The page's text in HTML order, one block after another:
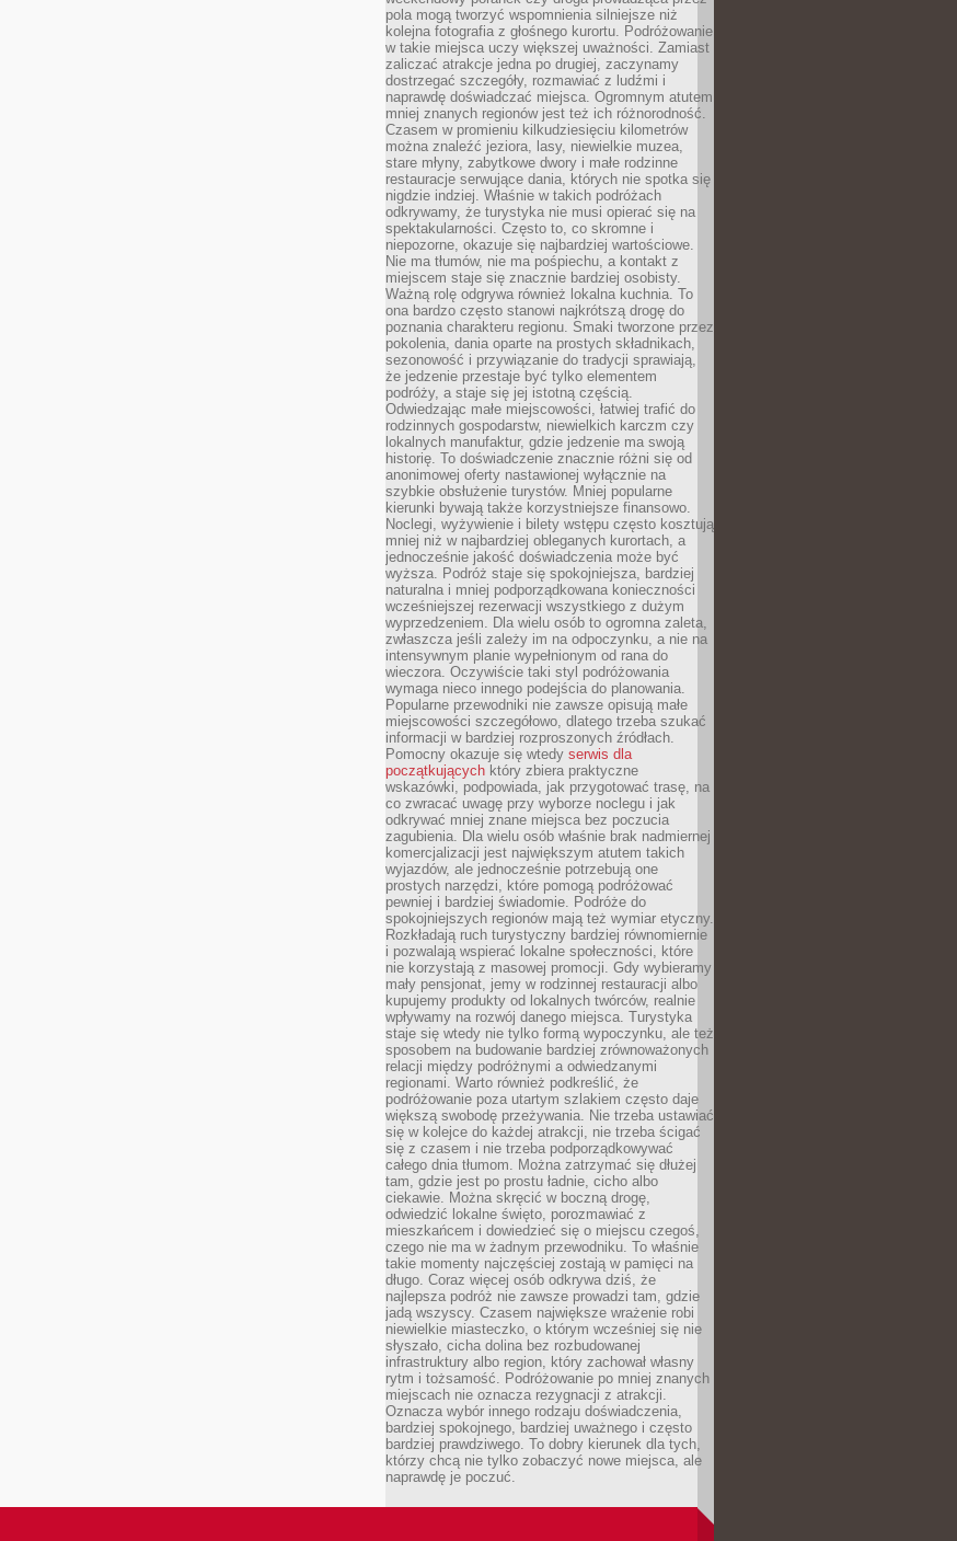
pola mogą tworzyć wspomnienia silniejsze niż
kolejna fotografia z głośnego kurortu. Podróżowanie
w takie miejsca uczy większej uważności. Zamiast
zaliczać atrakcje jedna po drugiej, zaczynamy
dostrzegać szczegóły, rozmawiać z ludźmi i
naprawdę doświadczać miejsca. Ogromnym atutem
mniej znanych regionów jest też ich różnorodność.
Czasem w promieniu kilkudziesięciu kilometrów
można znaleźć jeziora, lasy, niewielkie muzea,
stare młyny, zabytkowe dwory i małe rodzinne
restauracje serwujące dania, których nie spotka się
nigdzie indziej. Właśnie w takich podróżach
odkrywamy, że turystyka nie musi opierać się na
spektakularności. Często to, co skromne i
niepozorne, okazuje się najbardziej wartościowe.
Nie ma tłumów, nie ma pośpiechu, a kontakt z
miejscem staje się znacznie bardziej osobisty.
Ważną rolę odgrywa również lokalna kuchnia. To
ona bardzo często stanowi najkrótszą drogę do
poznania charakteru regionu. Smaki tworzone przez
pokolenia, dania oparte na prostych składnikach,
sezonowość i przywiązanie do tradycji sprawiają,
że jedzenie przestaje być tylko elementem
podróży, a staje się jej istotną częścią.
Odwiedzając małe miejscowości, łatwiej trafić do
rodzinnych gospodarstw, niewielkich karczm czy
lokalnych manufaktur, gdzie jedzenie ma swoją
historię. To doświadczenie znacznie różni się od
anonimowej oferty nastawionej wyłącznie na
szybkie obsłużenie turystów. Mniej popularne
kierunki bywają także korzystniejsze finansowo.
Noclegi, wyżywienie i bilety wstępu często kosztują
mniej niż w najbardziej obleganych kurortach, a
jednocześnie jakość doświadczenia może być
wyższa. Podróż staje się spokojniejsza, bardziej
naturalna i mniej podporządkowana konieczności
wcześniejszej rezerwacji wszystkiego z dużym
wyprzedzeniem. Dla wielu osób to ogromna zaleta,
zwłaszcza jeśli zależy im na odpoczynku, a nie na
intensywnym planie wypełnionym od rana do
wieczora. Oczywiście taki styl podróżowania
wymaga nieco innego podejścia do planowania.
Popularne przewodniki nie zawsze opisują małe
miejscowości szczegółowo, dlatego trzeba szukać
informacji w bardziej rozproszonych źródłach.
Pomocny okazuje się wtedy serwis dla
początkujących który zbiera praktyczne
wskazówki, podpowiada, jak przygotować trasę, na
co zwracać uwagę przy wyborze noclegu i jak
odkrywać mniej znane miejsca bez poczucia
zagubienia. Dla wielu osób właśnie brak nadmiernej
komercjalizacji jest największym atutem takich
wyjazdów, ale jednocześnie potrzebują one
prostych narzędzi, które pomogą podróżować
pewniej i bardziej świadomie. Podróże do
spokojniejszych regionów mają też wymiar etyczny.
Rozkładają ruch turystyczny bardziej równomiernie
i pozwalają wspierać lokalne społeczności, które
nie korzystają z masowej promocji. Gdy wybieramy
mały pensjonat, jemy w rodzinnej restauracji albo
kupujemy produkty od lokalnych twórców, realnie
wpływamy na rozwój danego miejsca. Turystyka
staje się wtedy nie tylko formą wypoczynku, ale też
sposobem na budowanie bardziej zrównoważonych
relacji między podróżnymi a odwiedzanymi
regionami. Warto również podkreślić, że
podróżowanie poza utartym szlakiem często daje
większą swobodę przeżywania. Nie trzeba ustawiać
się w kolejce do każdej atrakcji, nie trzeba ścigać
się z czasem i nie trzeba podporządkowywać
całego dnia tłumom. Można zatrzymać się dłużej
tam, gdzie jest po prostu ładnie, cicho albo
ciekawie. Można skręcić w boczną drogę,
odwiedzić lokalne święto, porozmawiać z
mieszkańcem i dowiedzieć się o miejscu czegoś,
czego nie ma w żadnym przewodniku. To właśnie
takie momenty najczęściej zostają w pamięci na
długo. Coraz więcej osób odkrywa dziś, że
najlepsza podróż nie zawsze prowadzi tam, gdzie
jadą wszyscy. Czasem największe wrażenie robi
niewielkie miasteczko, o którym wcześniej się nie
słyszało, cicha dolina bez rozbudowanej
infrastruktury albo region, który zachował własny
rytm i tożsamość. Podróżowanie po mniej znanych
miejscach nie oznacza rezygnacji z atrakcji.
Oznacza wybór innego rodzaju doświadczenia,
bardziej spokojnego, bardziej uważnego i często
bardziej prawdziwego. To dobry kierunek dla tych,
którzy chcą nie tylko zobaczyć nowe miejsca, ale
naprawdę je poczuć.